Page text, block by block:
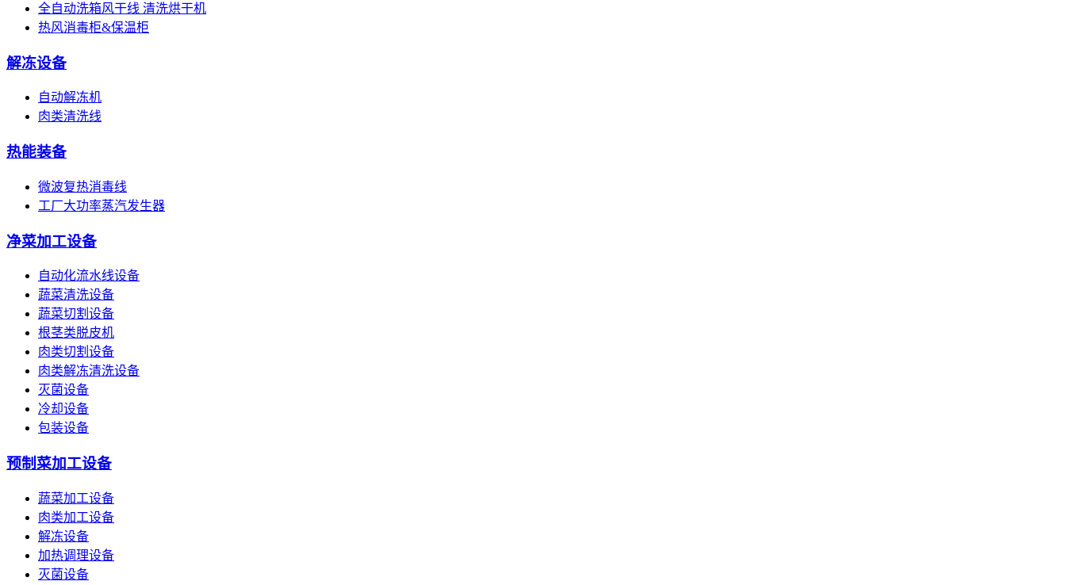
全自动洗箱风干线 清洗烘干机
热风消毒柜&保温柜
解冻设备
自动解冻机
肉类清洗线
热能装备
微波复热消毒线
工厂大功率蒸汽发生器
净菜加工设备
自动化流水线设备
蔬菜清洗设备
蔬菜切割设备
根茎类脱皮机
肉类切割设备
肉类解冻清洗设备
灭菌设备
冷却设备
包装设备
预制菜加工设备
蔬菜加工设备
肉类加工设备
解冻设备
加热调理设备
灭菌设备